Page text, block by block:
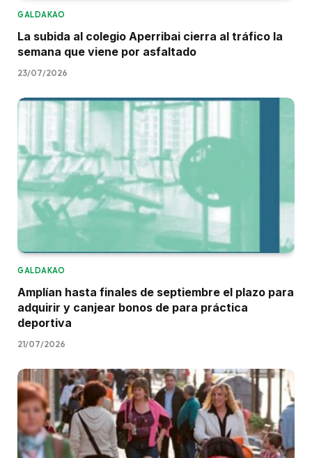
GALDAKAO
La subida al colegio Aperribai cierra al tráfico la
semana que viene por asfaltado
23/07/2026
GALDAKAO
Amplían hasta finales de septiembre el plazo para
adquirir y canjear bonos de para práctica
deportiva
21/07/2026